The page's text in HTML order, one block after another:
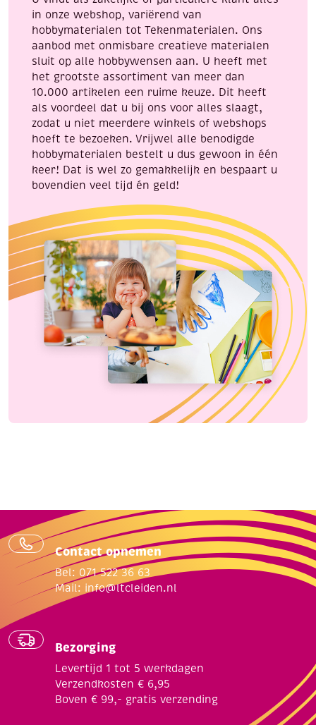
in onze webshop, variërend van
hobbymaterialen tot Tekenmaterialen. Ons
aanbod met onmisbare creatieve materialen
sluit op alle hobbywensen aan. U heeft met
het grootste assortiment van meer dan
10.000 artikelen een ruime keuze. Dit heeft
als voordeel dat u bij ons voor alles slaagt,
zodat u niet meerdere winkels of webshops
hoeft te bezoeken. Vrijwel alle benodigde
hobbymaterialen bestelt u dus gewoon in één
keer! Dat is wel zo gemakkelijk en bespaart u
bovendien veel tijd én geld!
Contact opnemen
Bel: 071 522 36 63
Mail: info@ltcleiden.nl
Bezorging
Levertijd 1 tot 5 werkdagen
Verzendkosten € 6,95
Boven € 99,- gratis verzending